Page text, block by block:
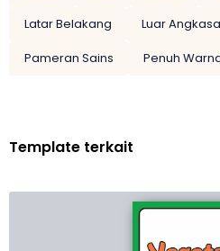
Latar Belakang
Luar Angkasa
Pameran Sains
Penuh
Template terkait